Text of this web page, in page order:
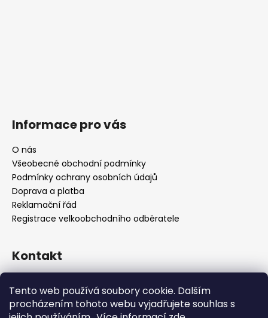
Tento web používá soubory cookie. Dalším
procházením tohoto webu vyjadřujete souhlas s
Informace pro vás
O nás
Všeobecné obchodní podmínky
Podmínky ochrany osobních údajů
Doprava a platba
Reklamační řád
Registrace velkoobchodního odběratele
Kontakt
+420222744000